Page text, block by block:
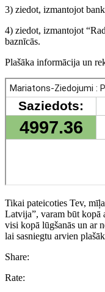
3) ziedot, izmantojot
4) ziedot, izmantojot
baznīcās.
Plašāka informācija un
Tikai pateicoties Tev,
Latvija”, varam būt kopā
visi kopā lūgšanās un ar
lai sasniegtu arvien
Share:
Rate: